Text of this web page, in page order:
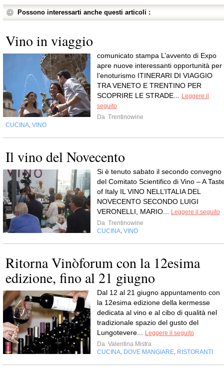
Possono interessarti anche questi articoli :
Vino in viaggio
comunicato stampa L’avvento di Expo
apre nuove interessanti opportunità per
l’enoturismo ITINERARI DI VIAGGIO
TRA VENETO E TRENTINO PER
SCOPRIRE LE STRADE...
Leggere il
seguito
Da Trentinowine
CUCINA VINO
Il vino del Novecento
Si è tenuto sabato il secondo convegno
del Comitato Scientifico di Vino – A
of Italy IL VINO NELL’ITALIA DEL
NOVECENTO SECONDO LUIGI
VERONELLI, MARIO...
Leggere il seguito
Da Trentinowine
CUCINA VINO
Ritorna Vinòforum con la 12esima
edizione, fino al 21 giugno
Dal 12 al 21 giugno appuntamento con
la 12esima edizione della kermesse
dedicata al vino e al cibo di qualità nel
tradizionale spazio del gusto del
Lungotevere...
Leggere il seguito
Da Valentina Mistra
CUCINA DOVE MANGIARE RISTORANTI